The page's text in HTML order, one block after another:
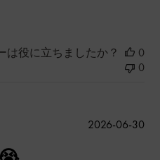
は役に立ちましたか？
0
0
公
2026-06-30